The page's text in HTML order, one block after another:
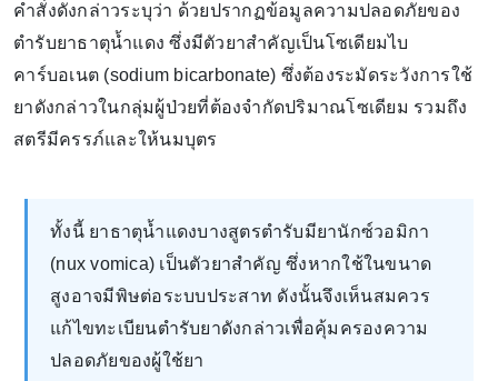
คำสั่งดังกล่าวระบุว่า ด้วยปรากฏข้อมูลความปลอดภัยของ
ตำรับยาธาตุน้ำแดง ซึ่งมีตัวยาสำคัญเป็นโซเดียมไบ
คาร์บอเนต (sodium bicarbonate) ซึ่งต้องระมัดระวังการใช้
ยาดังกล่าวในกลุ่มผู้ป่วยที่ต้องจำกัดปริมาณโซเดียม รวมถึง
สตรีมีครรภ์และให้นมบุตร
ทั้งนี้ ยาธาตุน้ำแดงบางสูตรตำรับมียานักซ์วอมิกา
(nux vomica) เป็นตัวยาสำคัญ ซึ่งหากใช้ในขนาด
สูงอาจมีพิษต่อระบบประสาท ดังนั้นจึงเห็นสมควร
แก้ไขทะเบียนตำรับยาดังกล่าวเพื่อคุ้มครองความ
ปลอดภัยของผู้ใช้ยา